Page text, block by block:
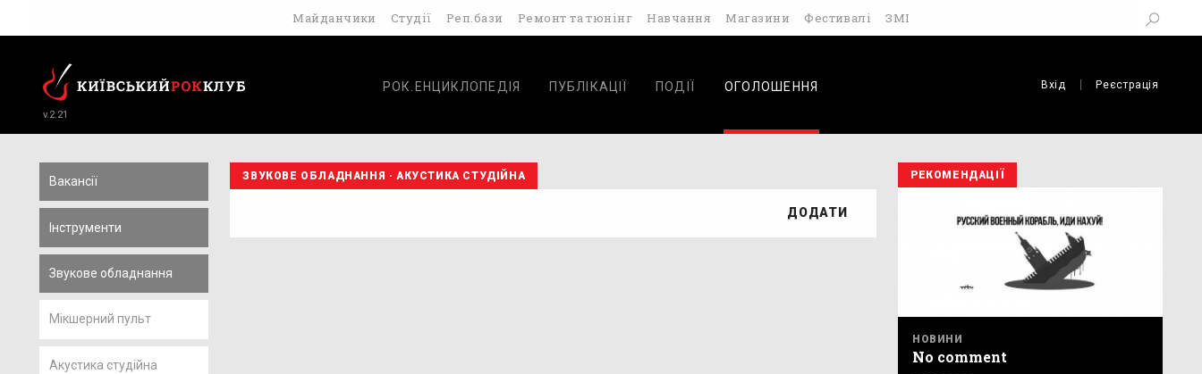
Майданчики Студії Реп.бази Ремонт та тюнінг Навчання Магазини Фестивалі ЗМІ
v.2.21
РОК.ЕНЦИКЛОПЕДІЯ ПУБЛІКАЦІЇ ПОДІЇ ОГОЛОШЕННЯ Вхід Реєстрація
Вакансії
Інструменти
Звукове обладнання
Мікшерний пульт
Акустика студійна
ЗВУКОВЕ ОБЛАДНАННЯ · АКУСТИКА СТУДІЙНА
ДОДАТИ
РЕКОМЕНДАЦІЇ
НОВИНИ
No comment